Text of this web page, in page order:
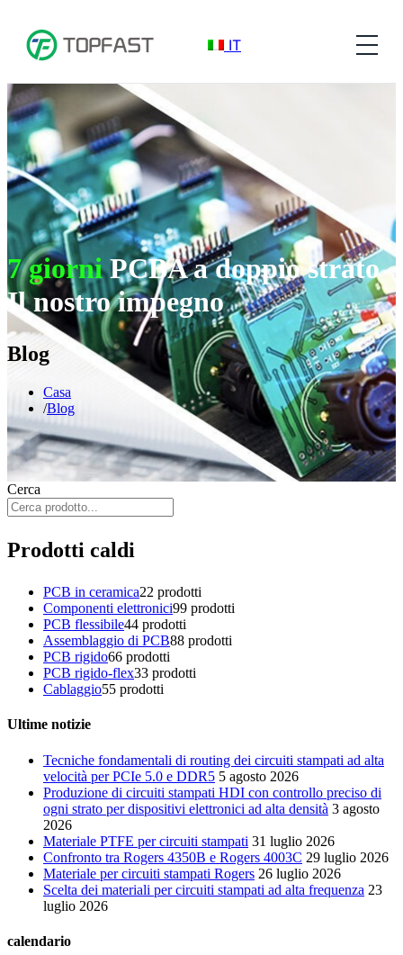
IT
7 giorniPCBA a doppio strato
Il nostro impegno
Blog
Casa
Blog
Cerca
Prodotti caldi
PCB in ceramica22 prodotti
Componenti elettronici99 prodotti
PCB flessibile44 prodotti
Assemblaggio di PCB88 prodotti
PCB rigido66 prodotti
PCB rigido-flex33 prodotti
Cablaggio55 prodotti
Ultime notizie
Tecniche fondamentali di routing dei circuiti stampati ad alta
velocità per PCIe 5.0 e DDR5 5 agosto 2026
Produzione di circuiti stampati HDI con controllo preciso di
ogni strato per dispositivi elettronici ad alta densità 3 agosto
2026
Materiale PTFE per circuiti stampati 31 luglio 2026
Confronto tra Rogers 4350B e Rogers 4003C 29 luglio 2026
Materiale per circuiti stampati Rogers 26 luglio 2026
Scelta dei materiali per circuiti stampati ad alta frequenza 23
luglio 2026
calendario